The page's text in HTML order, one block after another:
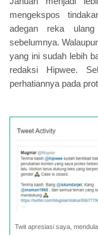
mengekspos
adegan reka
sebelumnya.
yang ini sudah lebih
redaksi Hipwee.
perhatiannya pada
Twit apresiasi saya,